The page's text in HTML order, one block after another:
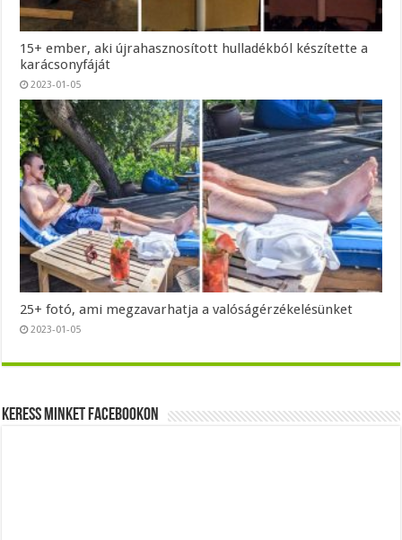
15+ ember, aki újrahasznosított hulladékból készítette a
karácsonyfáját
2023-01-05
25+ fotó, ami megzavarhatja a valóságérzékelésünket
2023-01-05
Keress minket Facebookon